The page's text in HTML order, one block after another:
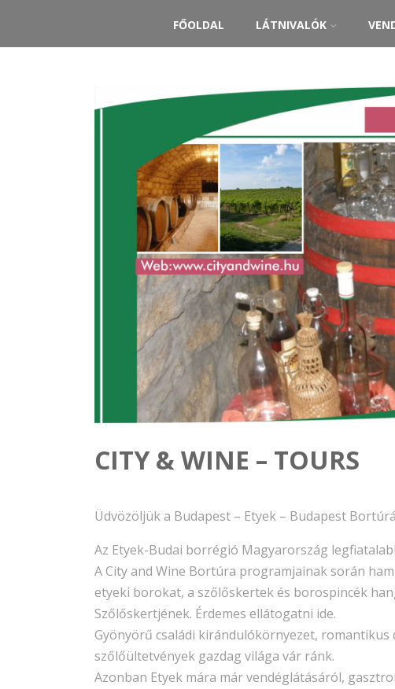
FŐOLDAL LÁTNIVALÓK
CITY & WINE – TOURS
Üdvözöljük a Budapest – Etyek – Budapest
Az Etyek-Budai borrégió Magyarország
A City and Wine Bortúra programjainak során
etyeki borokat, a szőlőskertek és borospincék
Szőlőskertjének. Érdemes ellátogatni ide.
Gyönyörű családi kirándulókörnyezet, romantikus
szőlőültetvények gazdag világa vár ránk.
Azonban Etyek mára már vendéglátásáról,